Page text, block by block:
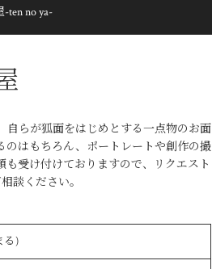
ten no ya-
自らが狐面をはじめとする一点物のお面
のはもちろん、ポートレートや創作の撮
受け付けておりますので、リクエスト
談ください。
る)